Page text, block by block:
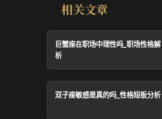
相关文章
巨蟹座在职场中理性吗_职场性格解
析
双子座敏感是真的吗_性格短板分析